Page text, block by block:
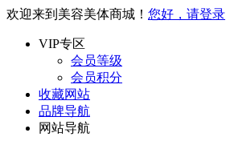
欢迎来到美容美体商城！ 您好，请登录
VIP专区
会员等级
会员积分
收藏网站
品牌导航
网站导航